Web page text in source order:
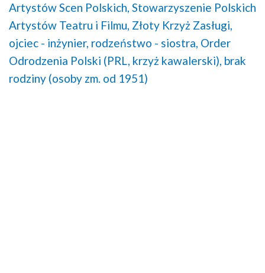
Artystów Scen Polskich, Stowarzyszenie Polskich
Artystów Teatru i Filmu, Złoty Krzyż Zasługi,
ojciec - inżynier, rodzeństwo - siostra, Order
Odrodzenia Polski (PRL, krzyż kawalerski), brak
rodziny (osoby zm. od 1951)